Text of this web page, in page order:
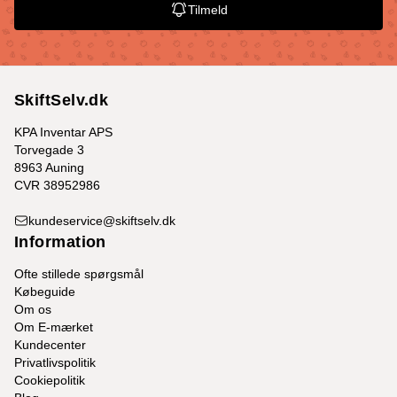
Tilmeld
SkiftSelv.dk
KPA Inventar APS
Torvegade 3
8963 Auning
CVR 38952986
kundeservice@skiftselv.dk
Information
Ofte stillede spørgsmål
Købeguide
Om os
Om E-mærket
Kundecenter
Privatlivspolitik
Cookiepolitik